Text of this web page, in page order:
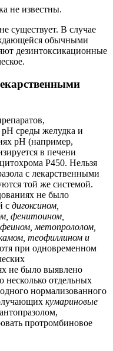
не известны.
существует. В случае
обычными
дезинтоксикационные
pH среды желудка и
pH (например,
в печени
P450. Нельзя
с лекарственными
той же системой.
не было
с дигоксином,
фенитоином,
метопрололом,
теофиллином и
при одновременном
не было выявлено
несколько отдельных
нормализованного
кумариновые
протромбиновое